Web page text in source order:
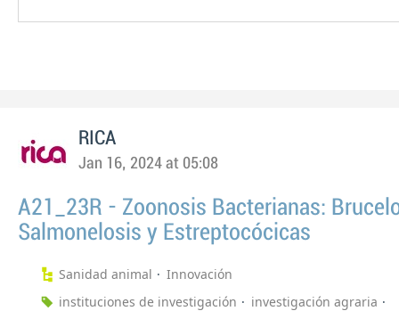
RICA
Jan 16, 2024 at 05:08
A21_23R - Zoonosis Bacterianas:
Salmonelosis y Estreptocócicas
Sanidad animal
Innovación
instituciones de investigación
investigación agraria